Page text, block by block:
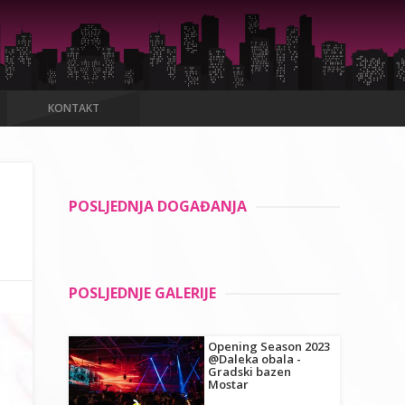
KONTAKT
POSLJEDNJA DOGAĐANJA
POSLJEDNJE GALERIJE
Opening Season 2023
@Daleka obala -
Gradski bazen
Mostar